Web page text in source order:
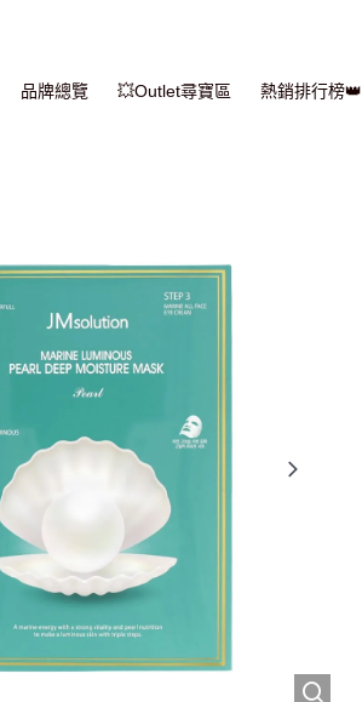
品牌總覽 💥Outlet尋寶區 熱銷排行榜👑